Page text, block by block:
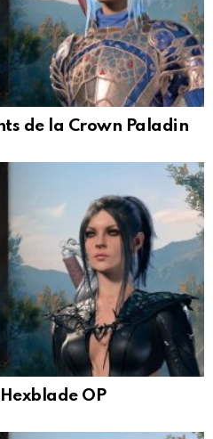
de la Crown Paladin
OP